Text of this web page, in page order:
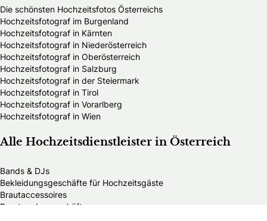
Die schönsten Hochzeitsfotos Österreichs
Hochzeitsfotograf im Burgenland
Hochzeitsfotograf in Kärnten
Hochzeitsfotograf in Niederösterreich
Hochzeitsfotograf in Oberösterreich
Hochzeitsfotograf in Salzburg
Hochzeitsfotograf in der Steiermark
Hochzeitsfotograf in Tirol
Hochzeitsfotograf in Vorarlberg
Hochzeitsfotograf in Wien
Alle Hochzeitsdienstleister in Österreich
Bands & DJs
Bekleidungsgeschäfte für Hochzeitsgäste
Brautaccessoires
Brautmodengeschäfte